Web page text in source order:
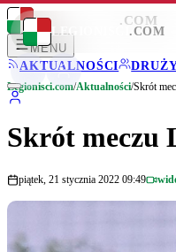
LEGIONISCI .COM
MENU
AKTUALNOŚCI
LEGIONISCI .COM
Legionisci.com/Aktualności/Skrót
Skrót meczu
piątek, 21 stycznia 2022 09:49